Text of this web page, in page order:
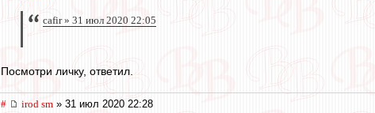
cafir » 31 июл 2020 22:05
Посмотри личку, ответил.
# irod sm » 31 июл 2020 22:28